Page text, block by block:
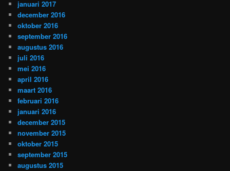
januari 2017
december 2016
oktober 2016
september 2016
augustus 2016
juli 2016
mei 2016
april 2016
maart 2016
februari 2016
januari 2016
december 2015
november 2015
oktober 2015
september 2015
augustus 2015